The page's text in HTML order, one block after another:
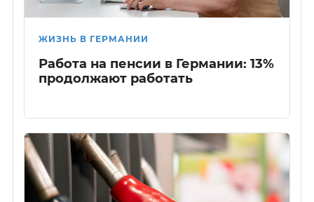
ЖИЗНЬ В ГЕРМАНИИ
Работа на пенсии в Германии: 13%
продолжают работать